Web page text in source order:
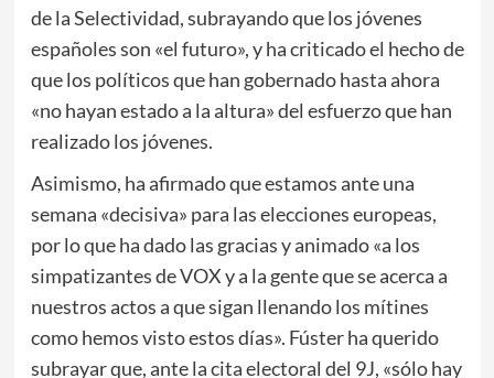
de la Selectividad, subrayando que los jóvenes
españoles son «el futuro», y ha criticado el hecho de
que los políticos que han gobernado hasta ahora
«no hayan estado a la altura» del esfuerzo que han
realizado los jóvenes.
Asimismo, ha afirmado que estamos ante una
semana «decisiva» para las elecciones europeas,
por lo que ha dado las gracias y animado «a los
simpatizantes de VOX y a la gente que se acerca a
nuestros actos a que sigan llenando los mítines
como hemos visto estos días». Fúster ha querido
subrayar que, ante la cita electoral del 9J, «sólo hay